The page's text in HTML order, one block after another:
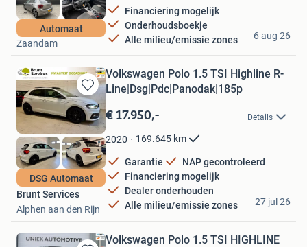
Automaat
Financiering mogelijk
Onderhoudsboekje
Alle milieu/emissie zones
AutohuysJager B.V.
Zaandam
6 aug 26
Bewaren
in
Mijn
Favorieten
DSG Automaat
Volkswagen Polo 1.5 TSI Highline R-
Line|Dsg|Pdc|Panodak|185p
€ 17.950,- Details
2020 169.645 km
Garantie
NAP gecontroleerd
Financiering mogelijk
Dealer onderhouden
Alle milieu/emissie zones
Brunt Services
Alphen aan den Rijn
27 jul 26
Volkswagen Polo 1.5 TSI HIGHLINE